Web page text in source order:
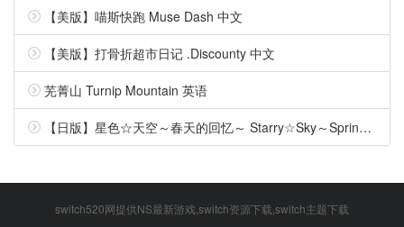
【美版】喵斯快跑 Muse Dash 中文
【美版】打骨折超市日记 .Discounty 中文
芜菁山 Turnip Mountain 英语
【日版】星色☆天空～春天的回忆～ Starry☆Sky～Spring Memories～ 日语
switch520网提供NS最新游戏,switch资源下载,switch主题下载